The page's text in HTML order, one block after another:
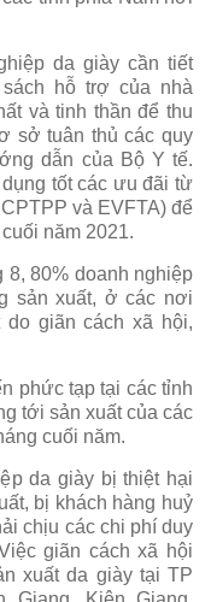
da giày cần tiết
hỗ trợ của nhà
và tinh thần để thu
sở tuân thủ các quy
dẫn của Bộ Y tế.
tốt các ưu đãi từ
và EVFTA) để
năm 2021.
80% doanh nghiệp
sản xuất, ở các nơi
do giãn cách xã hội,
phức tạp tại các tỉnh
tới sản xuất của các
cuối năm.
da giày bị thiệt hại
bị khách hàng huỷ
chịu các chi phí duy
giãn cách xã hội
xuất da giày tại TP